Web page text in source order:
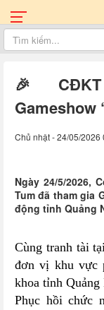
🎉
Gameshow
Chủ nhật - 24/05/2026
Ngày 24/5/2026,
Tum đã tham gia
động tỉnh Quảng
Cùng tranh tài
đơn vị khu vực
khoa tỉnh
Phục hồi chức